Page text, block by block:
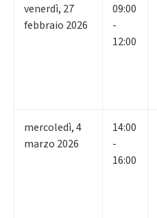
venerdì, 27
febbraio 2026
09:00
-
12:00
mercoledì,4
marzo 2026
14:00
-
16:00